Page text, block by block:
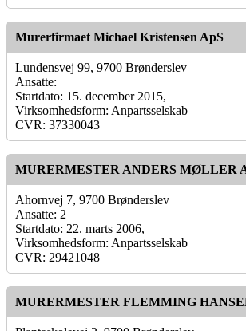
Murerfirmaet Michael Kristensen ApS
Lundensvej 99, 9700 Brønderslev
Ansatte:
Startdato: 15. december 2015,
Virksomhedsform: Anpartsselskab
CVR: 37330043
MURERMESTER ANDERS MØLLER
Ahornvej 7, 9700 Brønderslev
Ansatte: 2
Startdato: 22. marts 2006,
Virksomhedsform: Anpartsselskab
CVR: 29421048
MURERMESTER FLEMMING